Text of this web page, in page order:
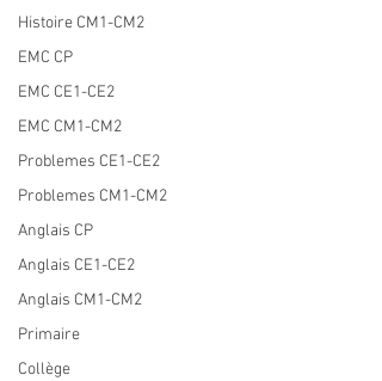
Histoire CM1-CM2
EMC CP
EMC CE1-CE2
EMC CM1-CM2
Problemes CE1-CE2
Problemes CM1-CM2
Anglais CP
Anglais CE1-CE2
Anglais CM1-CM2
Primaire
Collège